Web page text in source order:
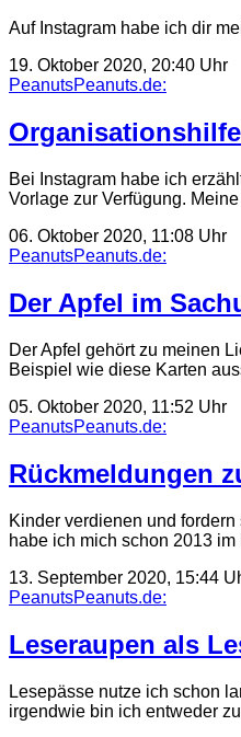
Auf Instagram habe ich
19. Oktober 2020, 20:40 Uhr
PeanutsPeanuts.de:
Bei Instagram habe ich
Vorlage zur Verfügung.
06. Oktober 2020, 11:08 Uhr
PeanutsPeanuts.de:
Der Apfel im
Der Apfel gehört zu meinen
Beispiel wie diese Karten
05. Oktober 2020, 11:52 Uhr
PeanutsPeanuts.de:
Rückmeldungen
Kinder verdienen und
habe ich mich schon 2013
13. September 2020, 15:44
PeanutsPeanuts.de:
Leseraupen als
Lesepässe nutze ich schon
irgendwie bin ich entweder